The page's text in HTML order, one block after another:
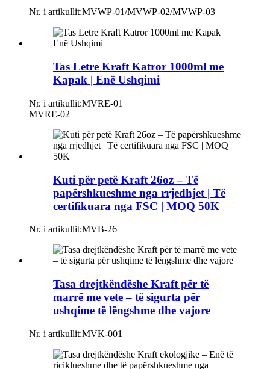
Nr. i artikullit:MVWP-01/MVWP-02/MVWP-03
Tas Letre Kraft Katror 1000ml me
Kapak | Enë Ushqimi
Nr. i artikullit:MVRE-01
MVRE-02
Kuti për petë Kraft 26oz – Të
papërshkueshme nga rrjedhjet | Të
certifikuara nga FSC | MOQ 50K
Nr. i artikullit:MVB-26
Tasa drejtkëndëshe Kraft për të
marrë me vete – të sigurta për
ushqime të lëngshme dhe vajore
Nr. i artikullit:MVK-001